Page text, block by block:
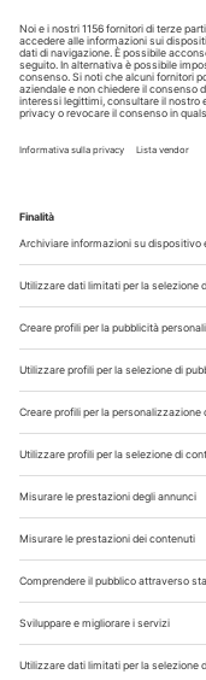
Chi Siamo
Note Legali
Privacy